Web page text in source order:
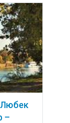
Любек
–